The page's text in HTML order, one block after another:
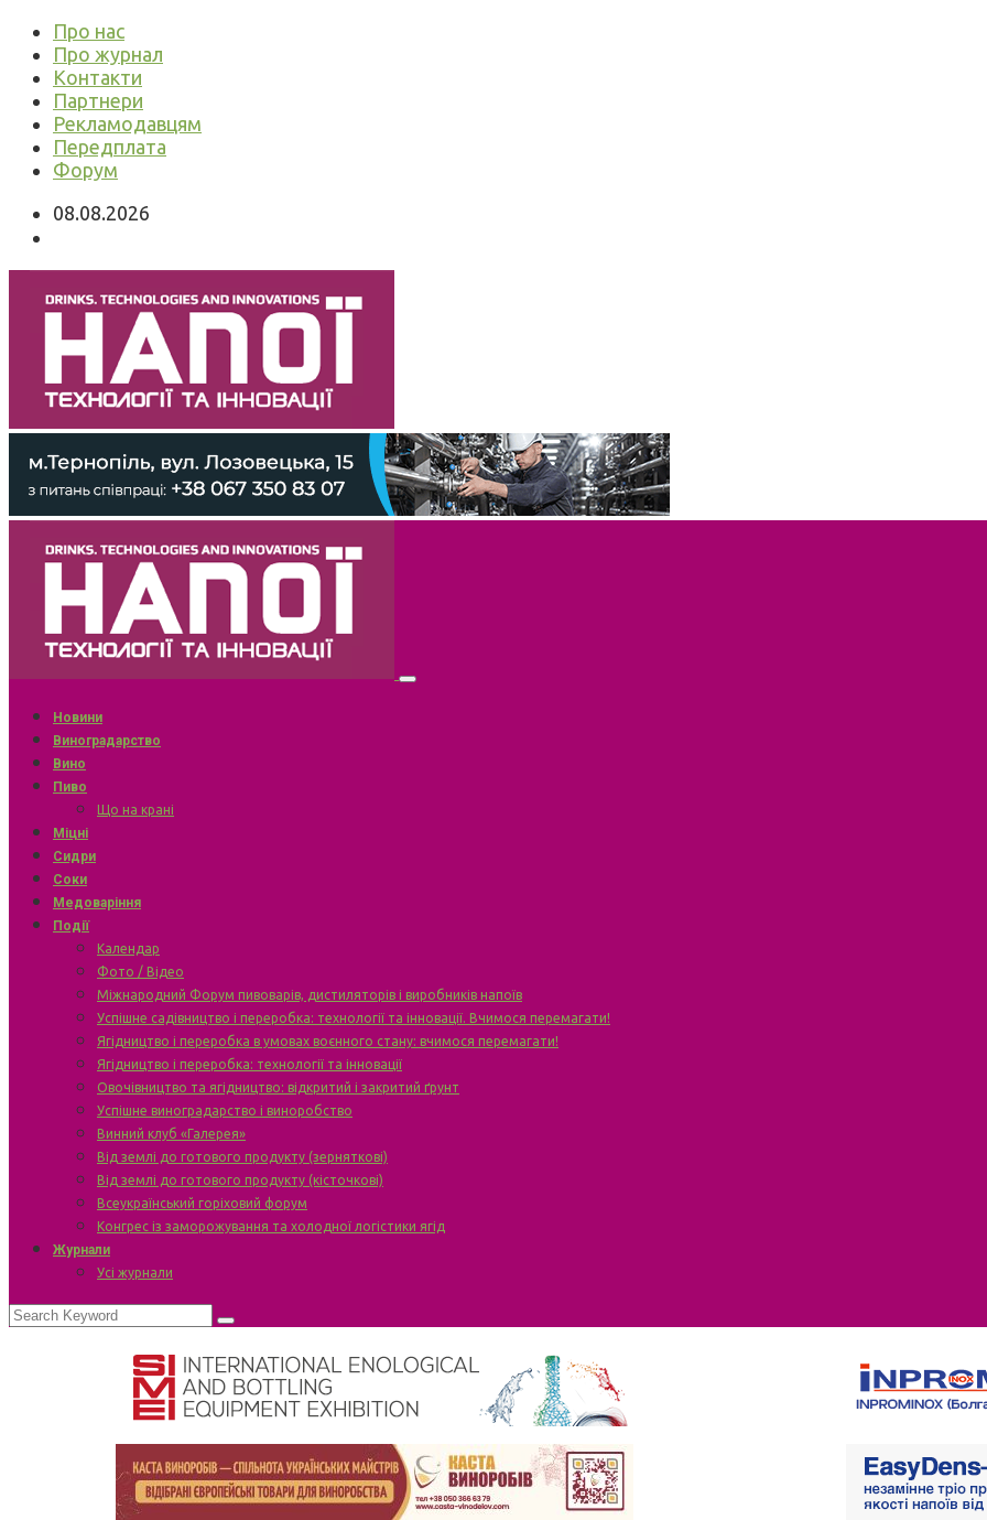
Про нас
Про журнал
Контакти
Партнери
Рекламодавцям
Передплата
Форум
08.08.2026
Новини
Виноградарство
Вино
Пиво
Що на крані
Міцні
Сидри
Соки
Медоваріння
Події
Календар
Фото / Відео
Міжнародний Форум пивоварів, дистиляторів і виробників напоїв
Успішне садівництво і переробка: технології та інновації. Вчимося перемагати!
Ягідництво і переробка в умовах воєнного стану: вчимося перемагати!
Ягідництво і переробка: технології та інновації
Овочівництво та ягідництво: відкритий і закритий ґрунт
Успішне виноградарство і виноробство
Винний клуб «Галерея»
Від землі до готового продукту (зерняткові)
Від землі до готового продукту (кісточкові)
Всеукраїнський горіховий форум
Конгрес із заморожування та холодної логістики ягід
Журнали
Усі журнали